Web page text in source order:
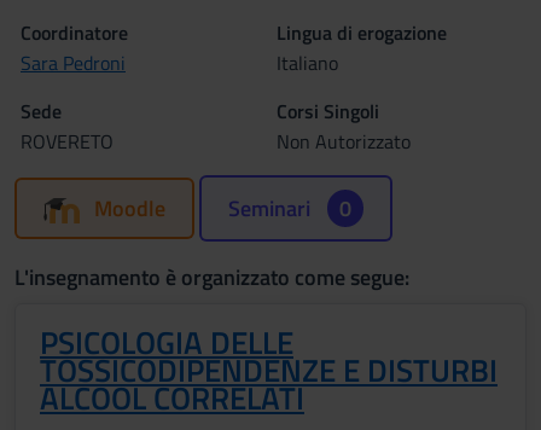
Coordinatore
Sara Pedroni
Lingua di erogazione
Italiano
Sede
ROVERETO
Corsi Singoli
Non Autorizzato
Moodle Seminari 0
L'insegnamento è organizzato come segue:
PSICOLOGIA DELLE
TOSSICODIPENDENZE E DISTURBI
ALCOOL CORRELATI